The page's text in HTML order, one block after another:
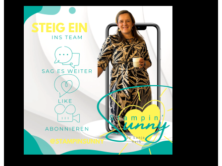
Einsteigen 2025 im Team
Stampin‘ Sunny
23. Januar 2025